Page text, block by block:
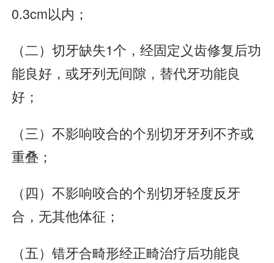
0.3cm以内；
（二）切牙缺失1个，经固定义齿修复后功
能良好，或牙列无间隙，替代牙功能良
好；
（三）不影响咬合的个别切牙牙列不齐或
重叠；
（四）不影响咬合的个别切牙轻度反牙
合，无其他体征；
（五）错牙合畸形经正畸治疗后功能良